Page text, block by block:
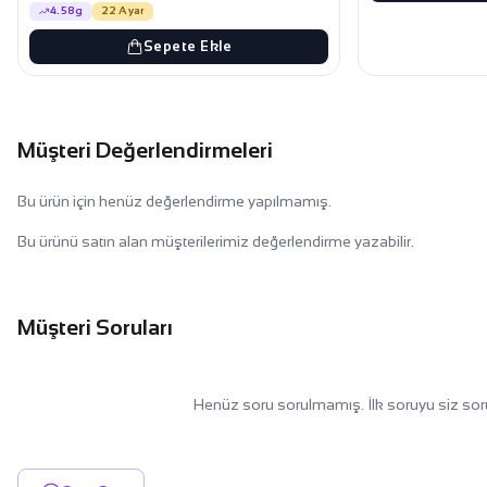
4.58g 22 Ayar
Sepete Ekle
Müşteri Değerlendirmeleri
Bu ürün için henüz değerlendirme yapılmamış.
Bu ürünü satın alan müşterilerimiz değerlendirme yazabilir.
Müşteri Soruları
Henüz soru sorulmamış. İlk soruyu siz